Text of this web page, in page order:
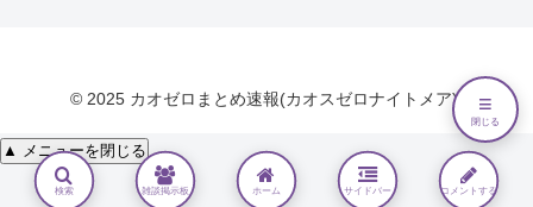
© 2025 カオゼロまとめ速報(カオスゼロナイトメア).
▲ メニューを閉じる
検索 雑談掲示板 ホーム サイドバー コメントする
≡
閉じる